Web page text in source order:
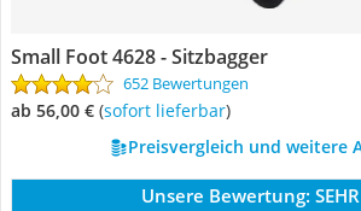
Small Foot 4628 - Sitzbagger
652 Bewertungen
ab 56,00 € ( Sofort lieferbar)
Preisvergleich und weitere
Unsere Bewertung: